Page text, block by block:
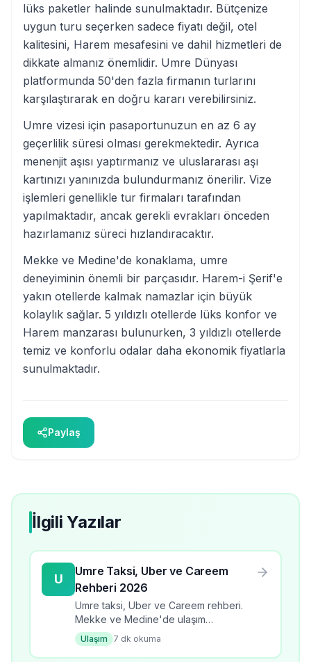
lüks paketler halinde sunulmaktadır. Bütçenize
uygun turu seçerken sadece fiyatı değil, otel
kalitesini, Harem mesafesini ve dahil hizmetleri de
dikkate almanız önemlidir. Umre Dünyası
platformunda 50'den fazla firmanın turlarını
karşılaştırarak en doğru kararı verebilirsiniz.
Umre vizesi için pasaportunuzun en az 6 ay
geçerlilik süresi olması gerekmektedir. Ayrıca
menenjit aşısı yaptırmanız ve uluslararası aşı
kartınızı yanınızda bulundurmanız önerilir. Vize
işlemleri genellikle tur firmaları tarafından
yapılmaktadır, ancak gerekli evrakları önceden
hazırlamanız süreci hızlandıracaktır.
Mekke ve Medine'de konaklama, umre
deneyiminin önemli bir parçasıdır. Harem-i Şerif'e
yakın otellerde kalmak namazlar için büyük
kolaylık sağlar. 5 yıldızlı otellerde lüks konfor ve
Harem manzarası bulunurken, 3 yıldızlı otellerde
temiz ve konforlu odalar daha ekonomik fiyatlarla
sunulmaktadır.
Paylaş
İlgili Yazılar
U
Umre Taksi, Uber ve Careem
Rehberi 2026
Umre taksi, Uber ve Careem rehberi.
Mekke ve Medine'de ulaşım
alternatifleri ve ipuçları.
Ulaşım 7 dk okuma